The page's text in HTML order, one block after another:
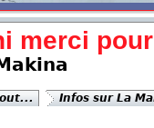
merci
Infos sur La